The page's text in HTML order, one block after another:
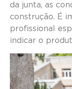
da junta, as
construção. É
profissional
indicar o